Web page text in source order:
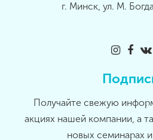
г. Минск, ул. М.
Получайте свежую
акциях нашей компании, а
новых семинарах